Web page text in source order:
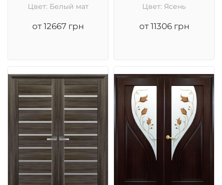
Цвет: Белый мат
от 12667 грн
Цвет: Ясень
от 11306 грн